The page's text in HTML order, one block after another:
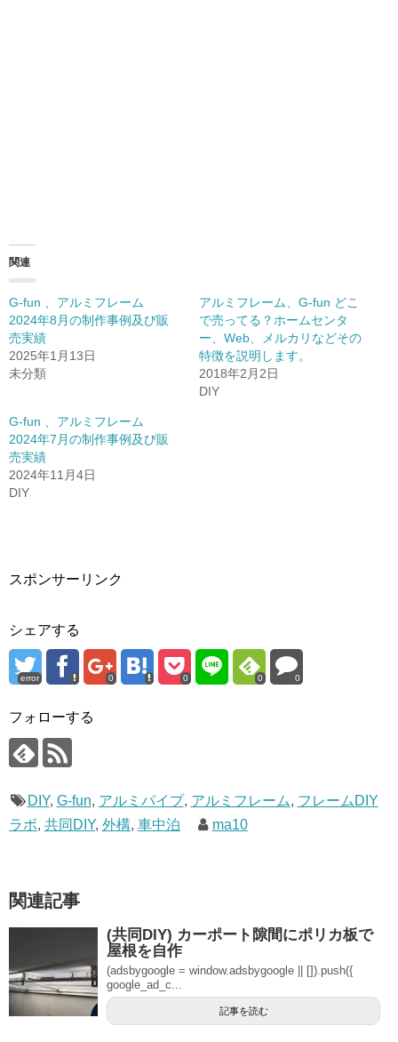
関連
G-fun 、アルミフレーム
2024年8月の制作事例及び販
売実績
2025年1月13日
未分類
アルミフレーム、G-fun どこ
で売ってる？ホームセンタ
ー、Web、メルカリなどその
特徴を説明します。
2018年2月2日
DIY
G-fun 、アルミフレーム
2024年7月の制作事例及び販
売実績
2024年11月4日
DIY
スポンサーリンク
シェアする
error 0 0 0 0
フォローする
DIY, G-fun, アルミパイプ, アルミフレーム, フレームDIY
ラボ, 共同DIY, 外構, 車中泊 ma10
関連記事
(共同DIY) カーポート隙間にポリカ板で
屋根を自作
(adsbygoogle = window.adsbygoogle || []).push({
google_ad_c...
記事を読む